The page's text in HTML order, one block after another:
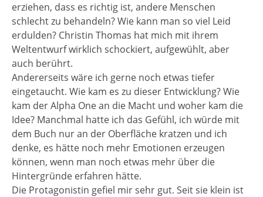
erziehen, dass es richtig ist, andere Menschen
schlecht zu behandeln? Wie kann man so viel Leid
erdulden? Christin Thomas hat mich mit ihrem
Weltentwurf wirklich schockiert, aufgewühlt, aber
auch berührt.
Andererseits wäre ich gerne noch etwas tiefer
eingetaucht. Wie kam es zu dieser Entwicklung? Wie
kam der Alpha One an die Macht und woher kam die
Idee? Manchmal hatte ich das Gefühl, ich würde mit
dem Buch nur an der Oberfläche kratzen und ich
denke, es hätte noch mehr Emotionen erzeugen
können, wenn man noch etwas mehr über die
Hintergründe erfahren hätte.
Die Protagonistin gefiel mir sehr gut. Seit sie klein ist